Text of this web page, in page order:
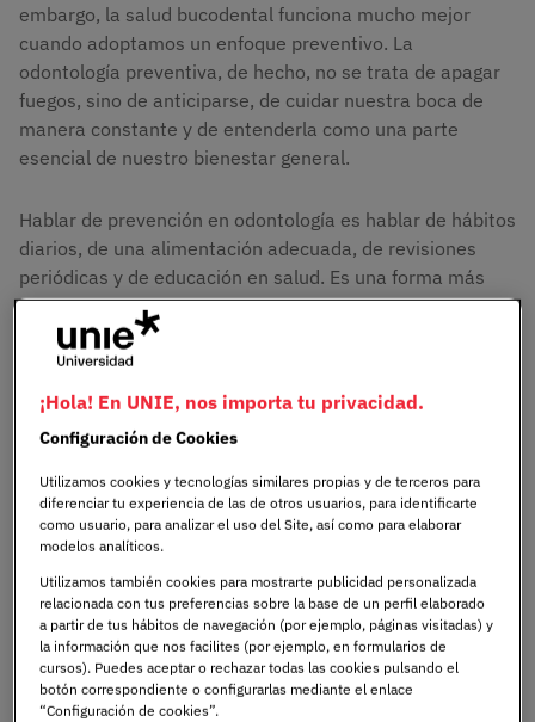
embargo, la salud bucodental funciona mucho mejor
cuando adoptamos un enfoque preventivo. La
odontología preventiva, de hecho, no se trata de apagar
fuegos, sino de anticiparse, de cuidar nuestra boca de
manera constante y de entenderla como una parte
esencial de nuestro bienestar general.
Hablar de prevención en odontología es hablar de hábitos
diarios, de una alimentación adecuada, de revisiones
periódicas y de educación en salud. Es una forma más
tranquila y consciente de cuidar nuestra sonrisa, algo
que también se fomenta en el ámbito académico. En el
Grado en Odontología en Madrid
por ejemplo, se pone un especial énfasis en la prevención
como pilar fundamental del cuidado integral de la salud
oral.
Si alguna vez te has preguntado cómo pequeñas acciones
cotidianas pueden ayudarte a evitar problemas mayores
tiempo, la odontología preventiva tiene mucho que
ofrecerte.
¡Hola! En UNIE, nos importa tu privacidad.
Configuración de Cookies
Utilizamos cookies y tecnologías similares propias y de terceros para
diferenciar tu experiencia de las de otros usuarios, para identificarte
como usuario, para analizar el uso del Site, así como para elaborar
modelos analíticos.
Utilizamos también cookies para mostrarte publicidad personalizada
relacionada con tus preferencias sobre la base de un perfil elaborado
a partir de tus hábitos de navegación (por ejemplo, páginas visitadas) y
la información que nos facilites (por ejemplo, en formularios de
cursos). Puedes aceptar o rechazar todas las cookies pulsando el
botón correspondiente o configurarlas mediante el enlace
“Configuración de cookies”.